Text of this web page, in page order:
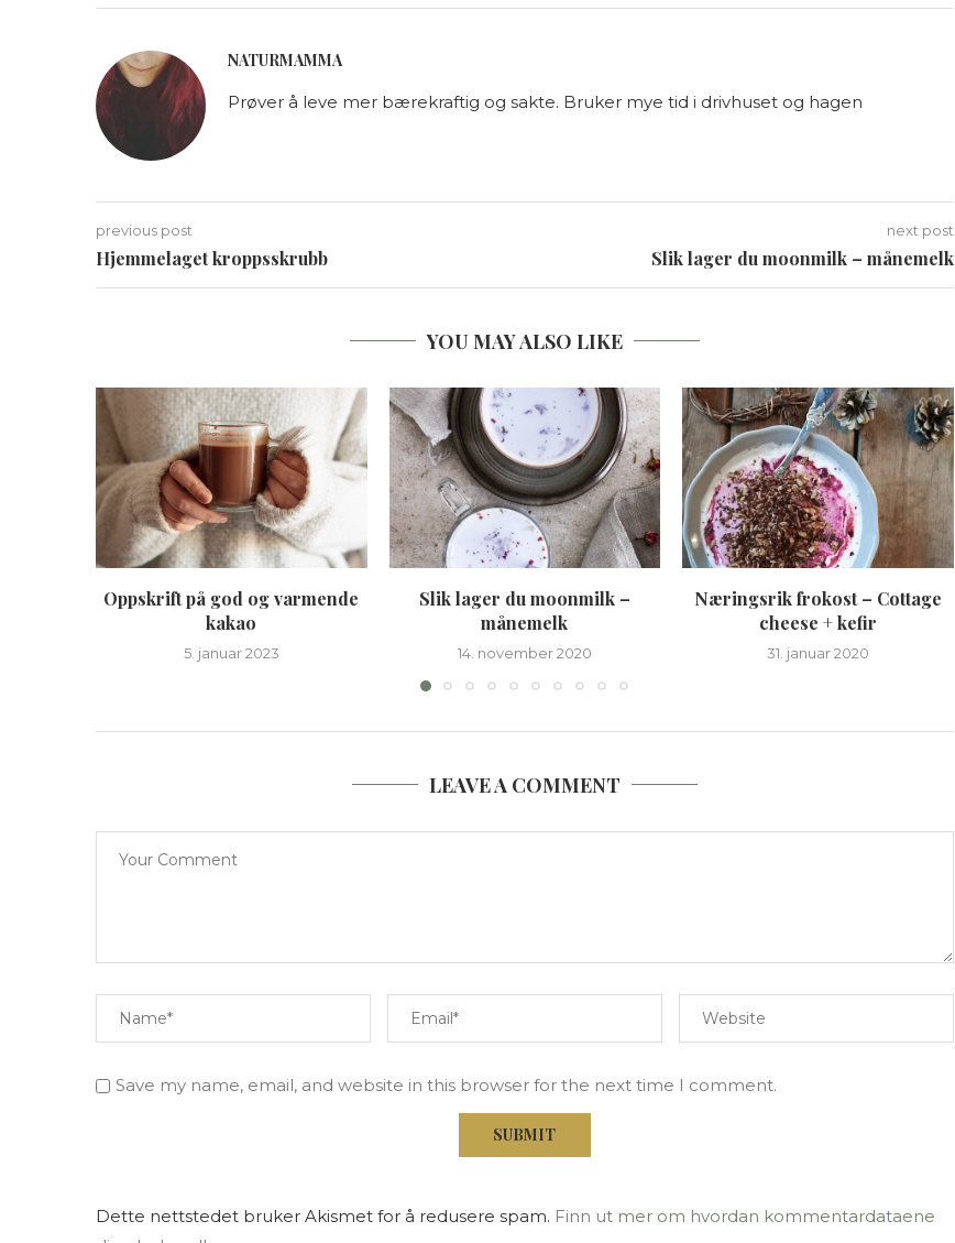
NATURMAMMA
Prøver å leve mer bærekraftig og sakte. Bruker mye tid i drivhuset og hagen
previous post
Hjemmelaget kroppsskrubb
next post
Slik lager du moonmilk – månemelk
YOU MAY ALSO LIKE
Oppskrift på god og varmende
kakao
5. januar 2023
Slik lager du moonmilk –
månemelk
14. november 2020
Næringsrik frokost – Cottage
cheese + kefir
31. januar 2020
LEAVE A COMMENT
Save my name, email, and website in this browser for the next time I comment.
Dette nettstedet bruker Akismet for å redusere spam. Finn ut mer om hvordan kommentardataene